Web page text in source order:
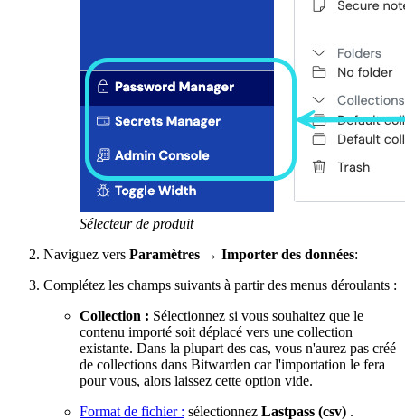
Sélecteur de produit
Naviguez vers Paramètres → Importer des données:
Complétez les champs suivants à partir des menus déroulants :
Collection : Sélectionnez si vous souhaitez que le
contenu importé soit déplacé vers une collection
existante. Dans la plupart des cas, vous n'aurez pas créé
de collections dans Bitwarden car l'importation le fera
pour vous, alors laissez cette option vide.
Format de fichier : sélectionnez Lastpass (csv) .